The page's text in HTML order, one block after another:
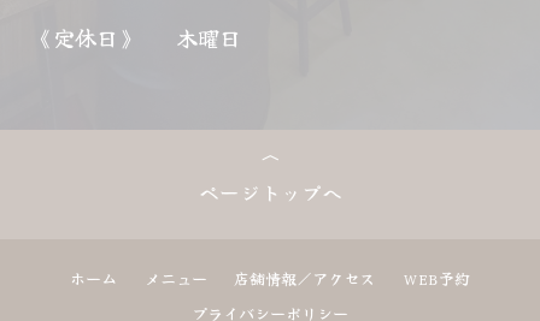
《定休日》
木曜日
ページトップへ
ホーム メニュー 店舗情報／アクセス
WEB予約
プライバシーポリシー